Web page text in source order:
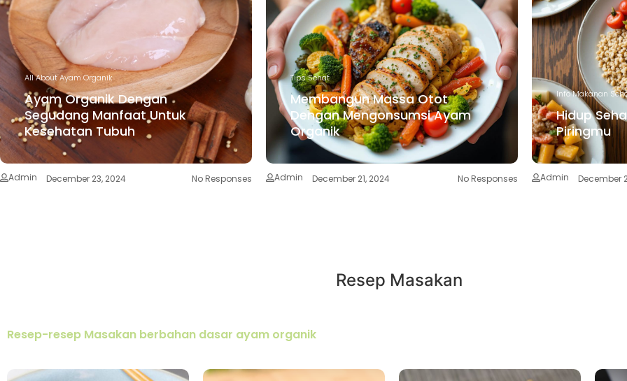
All About Ayam Organik
Ayam Organik Dengan
Segudang Manfaat Untuk
Kesehatan Tubuh
Admin December 23, 2024 No Responses
Tips Sehat
Membangun Massa Otot
Dengan Mengonsumsi Ayam
Organik
Admin December 21, 2024 No Responses
Info Makanan
Hidup
Piringmu
Admin December
Resep Masakan
Resep-resep Masakan berbahan dasar ayam organik